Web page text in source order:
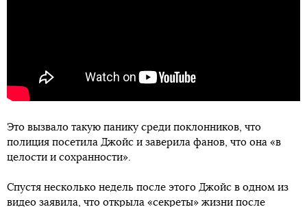
Это вызвало такую ​​панику среди поклонников, что
полиция посетила Джойс и заверила фанов, что она «в
целости и сохранности».
Спустя несколько недель после этого Джойс в одном из
видео заявила, что открыла «секреты» жизни после